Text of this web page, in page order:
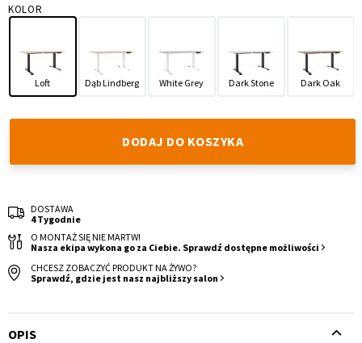
KOLOR
Loft Dąb Lindberg White Grey Dark Stone Dark Oak
DODAJ DO KOSZYKA
DOSTAWA
4 Tygodnie
O MONTAŻ SIĘ NIE MARTW!
Nasza ekipa wykona go za Ciebie. Sprawdź dostępne możliwości
CHCESZ ZOBACZYĆ PRODUKT NA ŻYWO?
Sprawdź, gdzie jest nasz najbliższy salon
OPIS
Krzesło i fotel Wszystkie meble